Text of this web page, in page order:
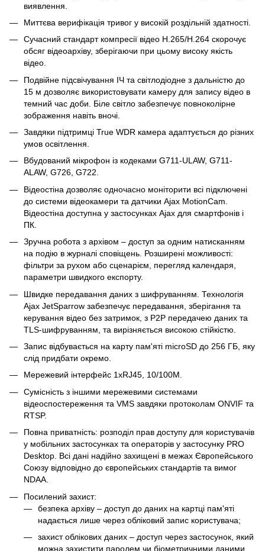
виявлення.
Миттєва верифікація тривог у високій роздільній здатності.
Сучасний стандарт компресії відео H.265/H.264 скорочує
обсяг відеоархіву, зберігаючи при цьому високу якість
відео.
Подвійне підсвічування ІЧ та світлодіодне з дальністю до
15 м дозволяє використовувати камеру для запису відео в
темний час доби. Біле світло забезпечує повноколірне
зображення навіть вночі.
Завдяки підтримці True WDR камера адаптується до різних
умов освітлення.
Вбудований мікрофон із кодеками G711-ULAW, G711-
ALAW, G726, G722.
Відеостіна дозволяє одночасно моніторити всі підключені
до системи відеокамери та датчики Ajax MotionCam.
Відеостіна доступна у застосунках Ajax для смартфонів і
ПК.
Зручна робота з архівом – доступ за одним натисканням
на подію в журналі сповіщень. Розширені можливості:
фільтри за рухом або сценарієм, перегляд календаря,
параметри швидкого експорту.
Швидке передавання даних з шифруванням. Технологія
Ajax JetSparrow забезпечує передавання, зберігання та
керування відео без затримок, з P2P передачею даних та
TLS-шифруванням, та вирізняється високою стійкістю.
Запис відбувається на карту пам'яті microSD до 256 ГБ, яку
слід придбати окремо.
Мережевий інтерфейс 1хRJ45, 10/100M.
Сумісність з іншими мережевими системами
відеоспостереження та VMS завдяки протоколам ONVIF та
RTSP.
Повна приватність: розподіл прав доступу для користувачів
у мобільних застосунках та операторів у застосунку PRO
Desktop. Всі дані надійно захищені в межах Європейського
Союзу відповідно до європейських стандартів та вимог
NDAA.
Посилений захист:
безпека архіву – доступ до даних на картці пам'яті
надається лише через обліковий запис користувача;
захист облікових даних – доступ через застосунок, який
можна захистити паролем чи біометричними даними,